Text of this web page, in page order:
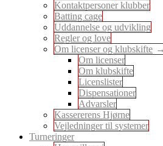
Kontaktpersoner klubber
Batting cage
Uddannelse og udvikling
Regler og love
Om licenser og klubskifte
Om licenser
Om klubskifte
Licenslister
Dispensationer
Advarsler
Kassererens Hjørne
Vejledninger til systemer
Turneringer